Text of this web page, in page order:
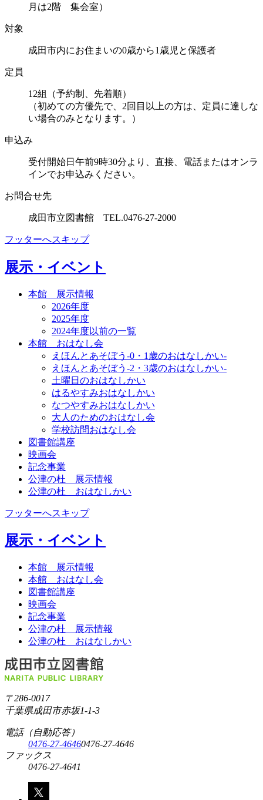
月は2階 集会室）
対象
成田市内にお住まいの0歳から1歳児と保護者
定員
12組（予約制、先着順）
（初めての方優先で、2回目以上の方は、定員に達しな
い場合のみとなります。）
申込み
受付開始日午前9時30分より、直接、電話またはオンラ
インでお申込みください。
お問合せ先
成田市立図書館 TEL.0476-27-2000
フッターへスキップ
展示・イベント
本館 展示情報
2026年度
2025年度
2024年度以前の一覧
本館 おはなし会
えほんとあそぼう-0・1歳のおはなしかい-
えほんとあそぼう-2・3歳のおはなしかい-
土曜日のおはなしかい
はるやすみおはなしかい
なつやすみおはなしかい
大人のためのおはなし会
学校訪問おはなし会
図書館講座
映画会
記念事業
公津の杜 展示情報
公津の杜 おはなしかい
フッターへスキップ
展示・イベント
本館 展示情報
本館 おはなし会
図書館講座
映画会
記念事業
公津の杜 展示情報
公津の杜 おはなしかい
〒286-0017
千葉県成田市赤坂1-1-3
電話（自動応答）
0476-27-46460476-27-4646
ファックス
0476-27-4641